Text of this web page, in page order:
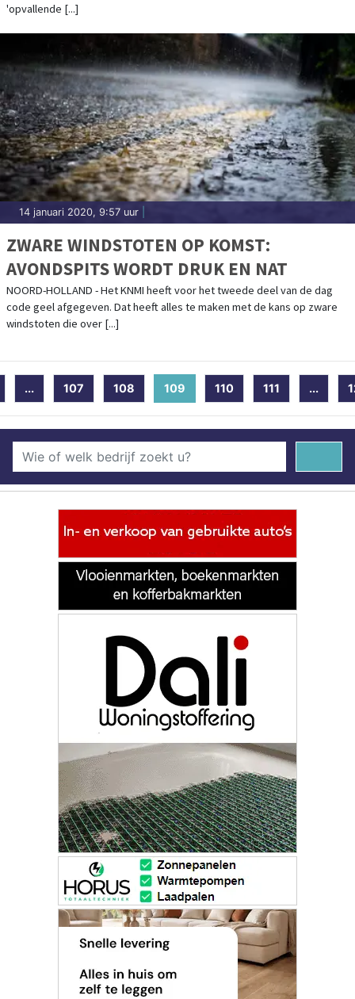
'opvallende [...]
14 januari 2020, 9:57 uur
ZWARE WINDSTOTEN OP KOMST:
AVONDSPITS WORDT DRUK EN NAT
NOORD-HOLLAND - Het KNMI heeft voor het tweede deel van de dag
code geel afgegeven. Dat heeft alles te maken met de kans op zware
windstoten die over [...]
... 107 108 109 (current)
110 111 ...